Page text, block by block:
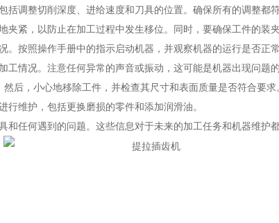
整切削深度、进给速度和刀具的位置。确保所有的调整都符
，以防止在加工过程中发生移位。同时，要确保工件的装夹
按照操作手册中的指示启动机器，并观察机器的运行是否正常
况。注意任何异常的声音或振动，这可能是机器出现问题
，小心地移除工件，并检查其尺寸和表面质量是否符合要求
维护，包括更换磨损的零件和添加润滑油。
何遇到的问题。这些信息对于未来的加工任务和机器维护都